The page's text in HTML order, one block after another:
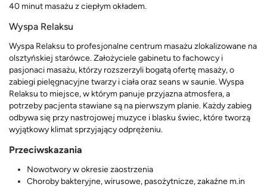
40 minut masażu z ciepłym okładem.
Wyspa Relaksu
Wyspa Relaksu to profesjonalne centrum masażu zlokalizowane na
olsztyńskiej starówce. Założyciele gabinetu to fachowcy i
pasjonaci masażu, którzy rozszerzyli bogatą ofertę masaży, o
zabiegi pielęgnacyjne twarzy i ciała oraz seans w saunie. Wyspa
Relaksu to miejsce, w którym panuje przyjazna atmosfera, a
potrzeby pacjenta stawiane są na pierwszym planie. Każdy zabieg
odbywa się przy nastrojowej muzyce i blasku świec, które tworzą
wyjątkowy klimat sprzyjający odprężeniu.
Przeciwskazania
Nowotwory w okresie zaostrzenia
Choroby bakteryjne, wirusowe, pasożytnicze, zakaźne m.in